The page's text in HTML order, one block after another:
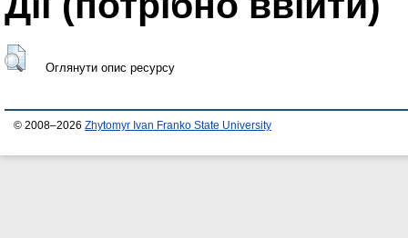
Оглянути опис ресурсу
© 2008–2026 Zhytomyr Ivan Franko State University